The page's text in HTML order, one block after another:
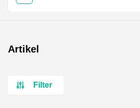
Artikel
Filter